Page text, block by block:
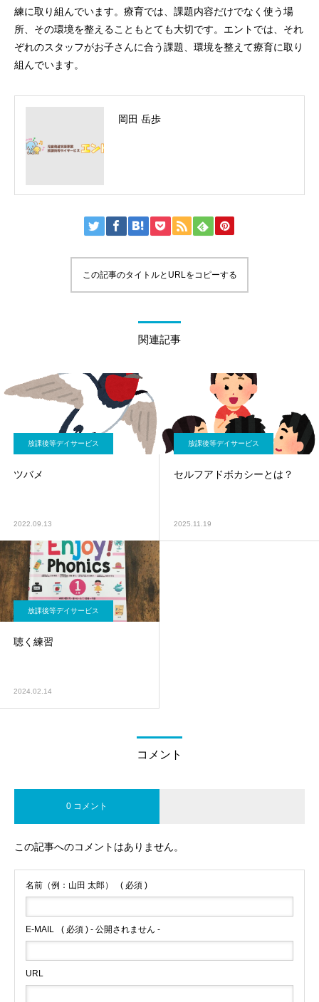
練に取り組んでいます。療育では、課題内容だけでなく使う場
所、その環境を整えることもとても大切です。エントでは、それ
ぞれのスタッフがお子さんに合う課題、環境を整えて療育に取り
組んでいます。
岡田 岳歩
この記事のタイトルとURLをコピーする
関連記事
放課後等デイサービス
ツバメ
2022.09.13
放課後等デイサービス
セルフアドボカシーとは？
2025.11.19
放課後等デイサービス
聴く練習
2024.02.14
コメント
0 コメント
この記事へのコメントはありません。
名前（例：山田 太郎） ( 必須 )
E-MAIL ( 必須 ) - 公開されません -
URL